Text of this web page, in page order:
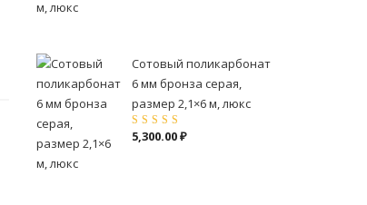
Сотовый поликарбонат
6 мм бронза серая,
размер 2,1×6 м, люкс
Оценка5.00из
5,300.00₽